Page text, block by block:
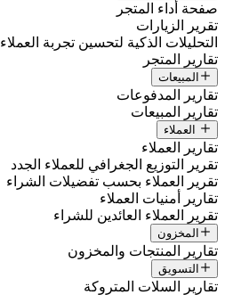
صفحة أداء المتجر
تقرير الزيارات
التحليلات الذكية لتحسين تجربة العملاء
تقارير المتجر
المبيعات
تقارير المدفوعات
تقارير المبيعات
العملاء
تقارير العملاء
تقرير التوزيع الجغرافي للعملاء الجدد
تقرير العملاء بحسب تفضيلات الشراء
تقارير أمنيات العملاء
تقرير العملاء العائدين للشراء
المخزون
تقارير المنتجات والمخزون
التسويق
تقارير السلات المتروكة